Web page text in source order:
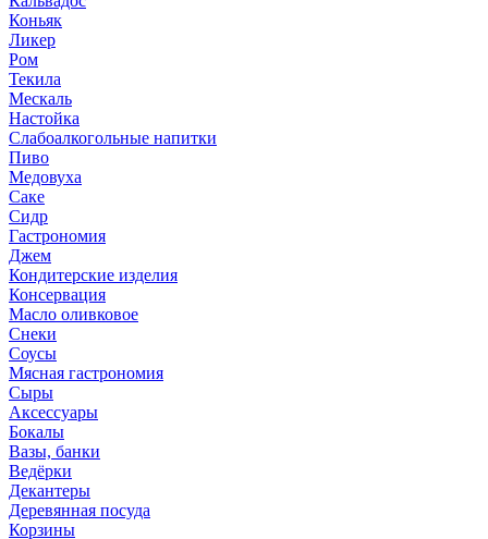
Коньяк
Ликер
Ром
Текила
Мескаль
Настойка
Слабоалкогольные напитки
Пиво
Медовуха
Саке
Сидр
Гастрономия
Джем
Кондитерские изделия
Консервация
Масло оливковое
Снеки
Соусы
Мясная гастрономия
Сыры
Аксессуары
Бокалы
Вазы, банки
Ведёрки
Декантеры
Деревянная посуда
Корзины